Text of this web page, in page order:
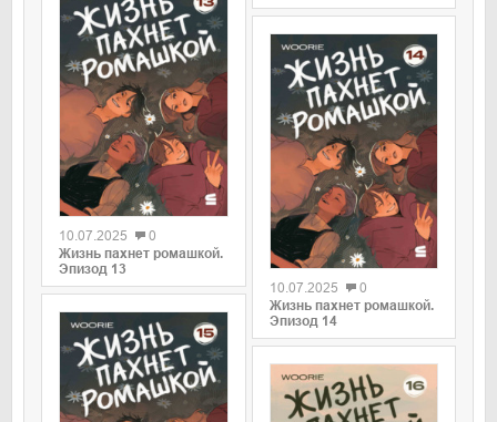
0
10.07.2025
0
Жизнь пахнет ромашкой.
Эпизод 13
0
10.07.2025
0
Жизнь пахнет ромашкой.
Эпизод 14